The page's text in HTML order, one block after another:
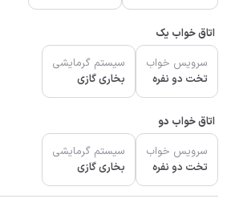
اتاق خواب یک
سرویس خواب
تخت دو نفره
سیستم گرمایشی
بخاری گازی
اتاق خواب دو
سرویس خواب
تخت دو نفره
سیستم گرمایشی
بخاری گازی